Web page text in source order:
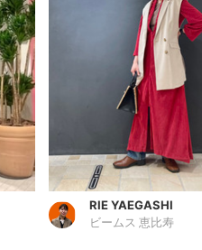
RIE YAEGASHI
ビームス 恵比寿